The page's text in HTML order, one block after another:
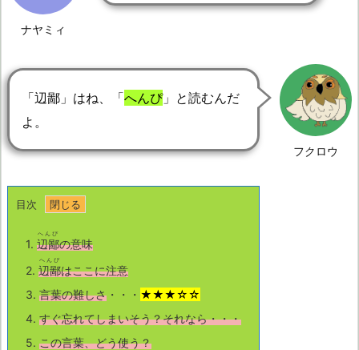
ナヤミィ
フクロウ
「辺鄙」はね、「へんぴ」と読むんだ
よ。
目次
1. 辺鄙
へんぴ
の意味
2. 辺鄙
へんぴ
はここに注意
3. 言葉の難しさ ・・・ ★★★☆☆
4. すぐ忘れてしまいそう？それなら・・・
5. この言葉、どう使う？